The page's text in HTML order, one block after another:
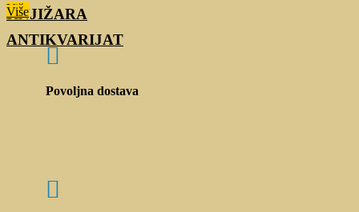
KNJIŽARA
Više
ANTIKVARIJAT
Više

Povoljna dostava
